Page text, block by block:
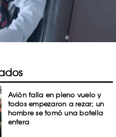
Avión falla en pleno vuelo y
todos empezaron a rezar; un
hombre se tomó una botella
entera